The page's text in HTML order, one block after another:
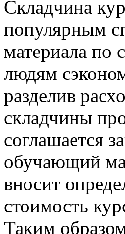
Склaдчинa
популярным
материала по
людям
разделив
складчины
соглашается
обучающий
вносит
стоимость
Таким